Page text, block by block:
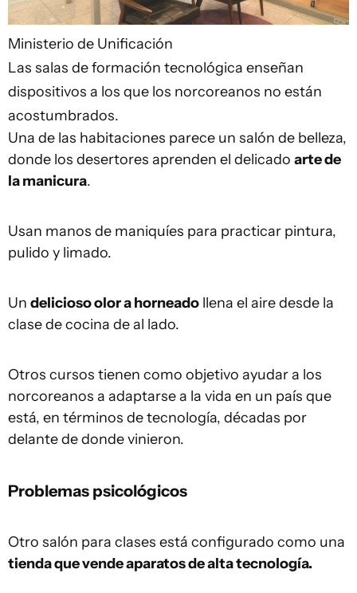
Ministerio de Unificación
Las salas de formación tecnológica enseñan
dispositivos a los que los norcoreanos no están
acostumbrados.
Una de las habitaciones parece un salón de belleza,
donde los desertores aprenden el delicado arte de
la manicura.
Usan manos de maniquíes para practicar pintura,
pulido y limado.
Un delicioso olor a horneado llena el aire desde la
clase de cocina de al lado.
Otros cursos tienen como objetivo ayudar a los
norcoreanos a adaptarse a la vida en un país que
está, en términos de tecnología, décadas por
delante de donde vinieron.
Problemas psicológicos
Otro salón para clases está configurado como una
tienda que vende aparatos de alta tecnología.